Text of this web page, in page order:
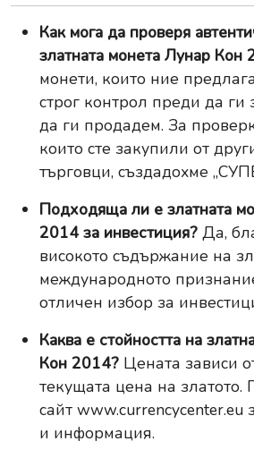
Как мога да проверя
златната монета Лунар Кон
монети, които ние
строг контрол преди да
да ги продадем. За
които сте закупили от
търговци, създадохме
Подходяща ли е златната
2014 за инвестиция? Да,
високото съдържание на
международното
отличен избор за
Каква е стойността на
Кон 2014? Цената зависи
текущата цена на златото.
сайт www.currencycenter.eu
и информация.